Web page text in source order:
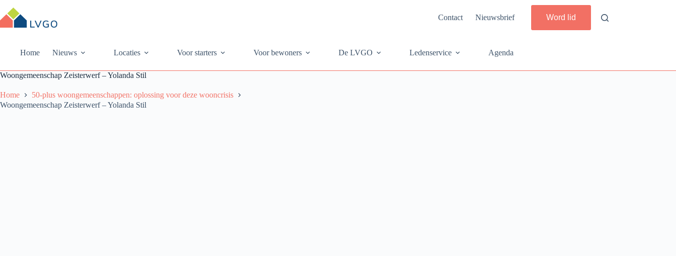
naar
de
Contact Nieuwsbrief Word lid
Home Nieuws Locaties Voor starters Voor bewoners De LVGO Ledenservice Agenda
Woongemeenschap Zeisterwerf – Yolanda Stil
Home
50-plus woongemeenschappen: oplossing voor deze wooncrisis
Woongemeenschap Zeisterwerf – Yolanda Stil